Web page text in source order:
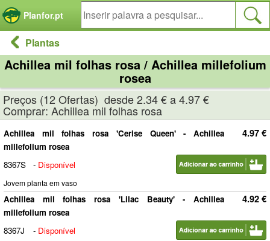
Planfor.pt
Plantas
Achillea mil folhas rosa / Achillea millefolium
rosea
Preços (12 Ofertas) desde 2.34 € a 4.97 €
Comprar: Achillea mil folhas rosa
4.97 €
Achillea mil folhas rosa 'Cerise Queen' - Achillea
millefolium rosea
8367S
- Disponível
Jovem planta em vaso
4.92 €
Achillea mil folhas rosa 'Lilac Beauty' - Achillea
millefolium rosea
8367J
- Disponível
Painel de Gerenciamento de Cookies